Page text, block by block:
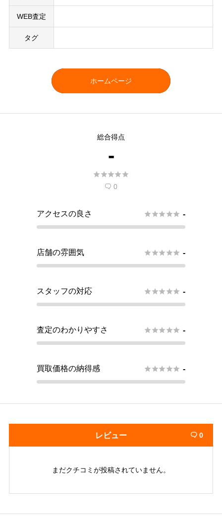
WEB査定
タグ
ホームページ
総合得点
-

 0
アクセスの良さ  -
店舗の雰囲気  -
スタッフの対応  -
査定のわかりやすさ  -
買取価格の納得感  -
レビュー  0
まだクチコミが投稿されていません。